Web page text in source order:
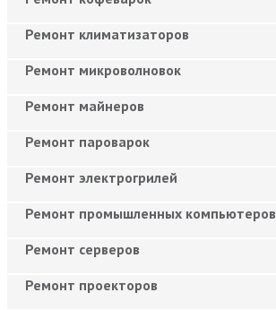
Ремонт климатизаторов
Ремонт микроволновок
Ремонт майнеров
Ремонт пароварок
Ремонт электрогрилей
Ремонт промышленных компьютеров
Ремонт серверов
Ремонт проекторов